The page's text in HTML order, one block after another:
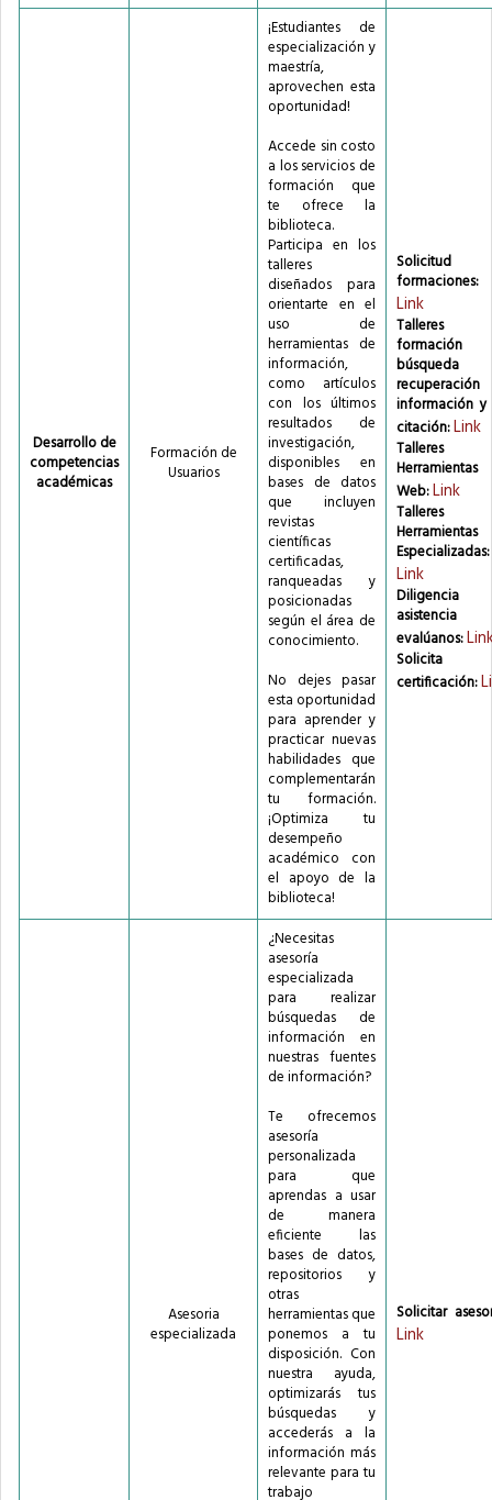
Desarrollo de
competencias
académicas
Formación de
Usuarios
¡Estudiantes de
especialización y
maestría,
aprovechen esta
oportunidad!
Accede sin costo
a los servicios de
formación que
te ofrece la
biblioteca.
Participa en los
talleres
diseñados para
orientarte en el
uso de
herramientas de
información,
como artículos
con los últimos
resultados de
investigación,
disponibles en
bases de datos
que incluyen
revistas
científicas
certificadas,
ranqueadas y
posicionadas
según el área de
conocimiento.
No dejes pasar
esta oportunidad
para aprender y
practicar nuevas
habilidades que
complementarán
tu formación.
¡Optimiza tu
desempeño
académico con
el apoyo de la
biblioteca!
Solicitud
formaciones:
Link
Talleres
formación
recuperación
información y
citación:Link
Talleres
Herramientas
Web:Link
Talleres
Herramientas
Especializadas:
Link
Diligencia
evalúanos:
Solicita
certificación:
Asesoria
especializada
¿Necesitas
asesoría
especializada
para realizar
búsquedas de
información en
nuestras fuentes
de información?
Te ofrecemos
asesoría
personalizada
para que
aprendas a usar
de manera
eficiente las
bases de datos,
repositorios y
otras
herramientas que
ponemos a tu
disposición. Con
nuestra ayuda,
optimizarás tus
búsquedas y
accederás a la
información más
relevante para tu
trabajo
Solicitar
Link